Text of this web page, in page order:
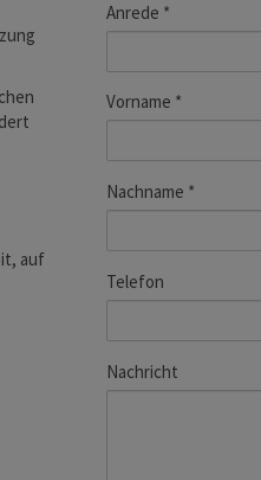
auf
Anrede
Vorname
Nachname
Telefon
Nachricht